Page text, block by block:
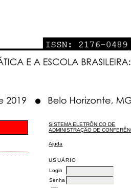
SISTEMA ELETRÔNICO DE
ADMINISTRAÇÃO DE
Ajuda
USUÁRIO
Login
Senha